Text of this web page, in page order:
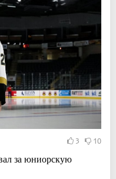
3 10
за юниорскую